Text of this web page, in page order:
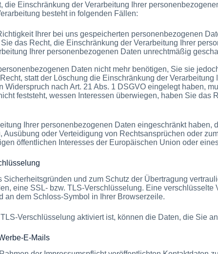
die Einschränkung der Verarbeitung Ihrer
besteht in folgenden Fällen:
Ihrer bei uns gespeicherten personenbezogenen
das Recht, die Einschränkung der Verarbeitung Ihrer
Ihrer personenbezogenen Daten unrechtmäßig
Daten nicht mehr benötigen, Sie sie
statt der Löschung die Einschränkung der
Widerspruch nach Art. 21 Abs. 1 DSGVO eingelegt haben,
feststeht, wessen Interessen überwiegen, haben Sie
Ihrer personenbezogenen Daten eingeschränkt
Ausübung oder Verteidigung von Rechtsansprüchen oder
öffentlichen Interesses der Europäischen Union oder
Sicherheitsgründen und zum Schutz der Übertragung
eine SSL- bzw. TLS-Verschlüsselung. Eine
an dem Schloss-Symbol in Ihrer Browserzeile.
Verschlüsselung aktiviert ist, können die Daten, die Sie
E-Mails